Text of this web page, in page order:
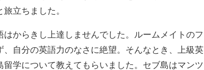
立ちました。
からきし上達しませんでした。ルームメイトのフ
自分の英語力のなさに絶望。そんなとき、上級英
学について教えてもらいました。セブ島はマンツ